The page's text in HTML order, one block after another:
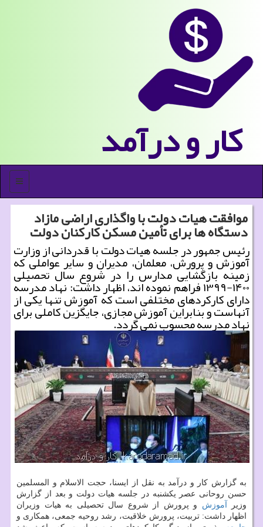
كار و درآمد
منو
موافقت هیات دولت با واگذاری اراضی مازاد
دستگاه ها برای تأمین مسكن كاركنان دولت
رئیس جمهور در جلسه هیات دولت با قدردانی از وزارت
آموزش و پرورش، معلمان، مدیران و سایر عواملی كه
زمینه بازگشایی مدارس را در شروع سال تحصیلی
۱۴۰۰-۱۳۹۹ فراهم نموده اند، اظهار داشت: نهاد مدرسه
دارای كاركردهای مختلفی است كه آموزش تنها یكی از
آنهاست و بنابراین آموزش مجازی، جایگزین كاملی برای
نهاد مدرسه محسوب نمی گردد.
به گزارش کار و درآمد به نقل از ایسنا، حجت الاسلام و المسلمین
حسن روحانی عصر یکشنبه در جلسه هیات دولت و بعد از گزارش
وزیر
آموزش و پرورش از شروع سال تحصیلی به هیات وزیران
اظهار داشت: تربیت، پرورش خلاقیت، رشد روحیه جمعی، همکاری و